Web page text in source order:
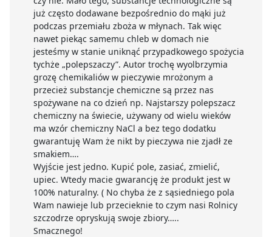
już często dodawane bezpośrednio do mąki już
podczas przemiału zboża w młynach. Tak więc
nawet piekąc samemu chleb w domach nie
jesteśmy w stanie uniknąć przypadkowego spożycia
tychże „polepszaczy”. Autor trochę wyolbrzymia
grozę chemikaliów w pieczywie mrożonym a
przecież substancje chemiczne są przez nas
spożywane na co dzień np. Najstarszy polepszacz
chemiczny na świecie, używany od wielu wieków
ma wzór chemiczny NaCl a bez tego dodatku
gwarantuję Wam że nikt by pieczywa nie zjadł ze
smakiem….
Wyjście jest jedno. Kupić pole, zasiać, zmielić,
upiec. Wtedy macie gwarancję że produkt jest w
100% naturalny. ( No chyba że z sąsiedniego pola
Wam nawieje lub przecieknie to czym nasi Rolnicy
szczodrze opryskują swoje zbiory…..
Smacznego!